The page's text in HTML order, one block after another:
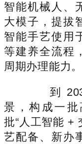
智能机械人、
大模子，提拔
智能手艺使用
等建养全流程
周期办理能力。
到 2030
景，构成一
批“人工智能 +
艺配备、新办